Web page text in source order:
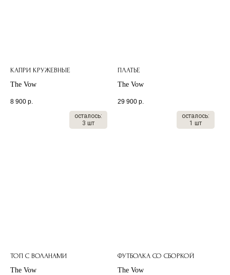
КАПРИ КРУЖЕВНЫЕ
The Vow
8 900 р.
ПЛАТЬЕ
The Vow
29 900 р.
осталось:
3 шт
ТОП С ВОЛАНАМИ
The Vow
осталось:
1 шт
ФУТБОЛКА СО СБОРКОЙ
The Vow